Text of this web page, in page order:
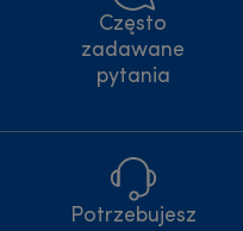
Często
zadawane
pytania
Potrzebujesz